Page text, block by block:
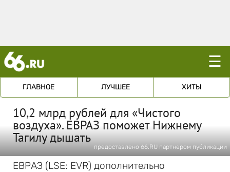
☰
ГЛАВНОЕ ЛУЧШЕЕ ХИТЫ
10,2 млрд рублей для «Чистого
воздуха». ЕВРАЗ поможет Нижнему
Тагилу дышать
предоставлено 66.RU партнером публикации
ЕВРАЗ (LSE: EVR) дополнительно